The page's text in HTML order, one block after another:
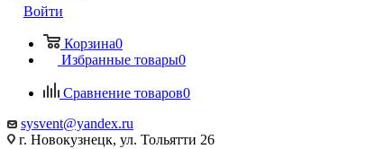
Войти
Корзина0
Избранные товары0
Сравнение товаров0
sysvent@yandex.ru
г. Новокузнецк, ул. Тольятти 26